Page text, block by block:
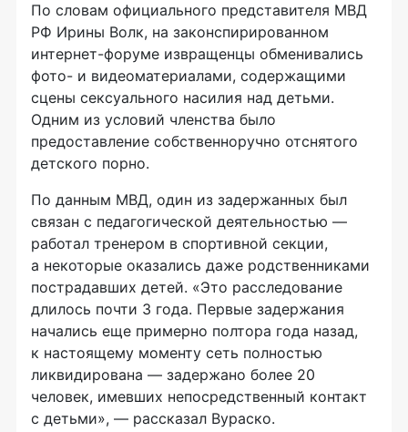
По словам официального представителя МВД
РФ Ирины Волк, на законспирированном
интернет-форуме извращенцы обменивались
фото- и видеоматериалами, содержащими
сцены сексуального насилия над детьми.
Одним из условий членства было
предоставление собственноручно отснятого
детского порно.
По данным МВД, один из задержанных был
связан с педагогической деятельностью —
работал тренером в спортивной секции,
а некоторые оказались даже родственниками
пострадавших детей. «Это расследование
длилось почти 3 года. Первые задержания
начались еще примерно полтора года назад,
к настоящему моменту сеть полностью
ликвидирована — задержано более 20
человек, имевших непосредственный контакт
с детьми», — рассказал Вураско.